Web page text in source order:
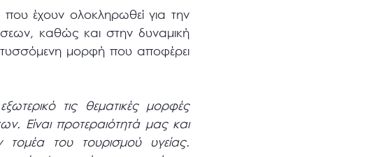
έχουν ολοκληρωθεί για την
καθώς και στην δυναμική
μορφή που αποφέρει
τις θεματικές μορφές
Είναι προτεραιότητά μας και
του τουρισμού υγείας.